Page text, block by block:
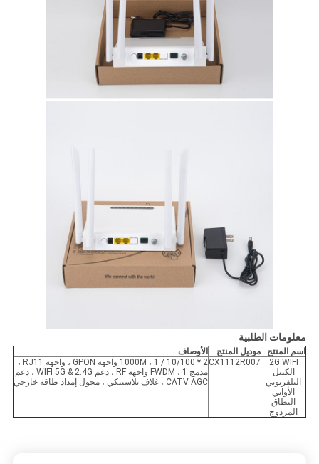
معلومات الطلبية
اسم المنتج موديل المنتج
الأوصاف
2G WIFI
الكيبل
التلفزيوني
الأواني
النطاق
المزدوج
CX1112R007
2 * 10/100 / 1000M ، 1 واجهة GPON ، واجهة RJ11 ،
مدمج FWDM ، 1 واجهة RF ، دعم WIFI 5G & 2.4G ، دعم
CATV AGC ، غلاف بلاستيكي ، محول إمداد طاقة خارجي